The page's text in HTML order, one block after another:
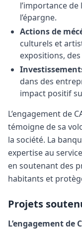
l’importance
l’épargne.
Actions de
culturels et
expositions,
dans des
impact positif
L’engagement de
témoigne de sa
la société. La
expertise au
en soutenant des
habitants et
Projets
L’engagement de